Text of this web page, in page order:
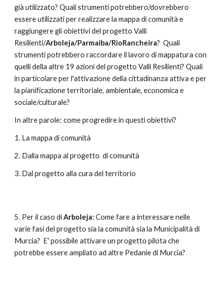
già utilizzato? Quali strumenti potrebbero/dovrebbero
essere utilizzati per realizzare la mappa di comunità e
raggiungere gli obiettivi del progetto Valli
Resilienti/Arboleja/Parmaiba/RioRancheira? Quali
strumenti potrebbero raccordare il lavoro di mappatura con
quelli della altre 19 azioni del progetto Valli Resilienti? Quali
in particolare per l'attivazione della cittadinanza attiva e per
la pianificazione territoriale, ambientale, economica e
sociale/culturale?
In altre parole: come progredire in questi obiettivi?
1. La mappa di comunità
2. Dalla mappa al progetto di comunità
3. Dal progetto alla cura del territorio
5. Per il caso diArboleja:Come fare a interessare nelle
varie fasi del progetto sia la comunità sia la Municipalità di
Murcia? E' possibile attivare un progetto pilota che
potrebbe essere ampliato ad altre Pedanie di Murcia?